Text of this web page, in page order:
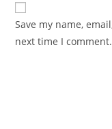
Save my name,
next time I comment.